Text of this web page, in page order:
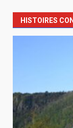
HISTOIRES